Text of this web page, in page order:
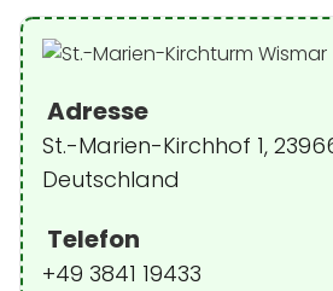
Adresse
St.-Marien-Kirchhof 1,
Deutschland
Telefon
+49 3841 19433